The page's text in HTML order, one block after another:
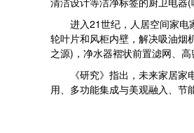
进入21世纪，人居空间家电家
轮叶片和风柜内壁，解决吸油烟
之源)，净水器褶状前置滤网、
《研究》指出，未来家居家电
用、多功能集成与美观融入、节